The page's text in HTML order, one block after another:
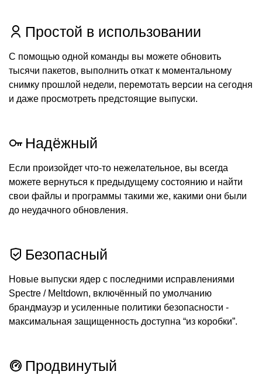
Простой в использовании
С помощью одной команды вы можете обновить
тысячи пакетов, выполнить откат к моментальному
снимку прошлой недели, перемотать версии на сегодня
и даже просмотреть предстоящие выпуски.
Надёжный
Если произойдет что-то нежелательное, вы всегда
можете вернуться к предыдущему состоянию и найти
свои файлы и программы такими же, какими они были
до неудачного обновления.
Безопасный
Новые выпуски ядер с последними исправлениями
Spectre / Meltdown, включённый по умолчанию
брандмауэр и усиленные политики безопасности -
максимальная защищенность доступна “из коробки”.
Продвинутый